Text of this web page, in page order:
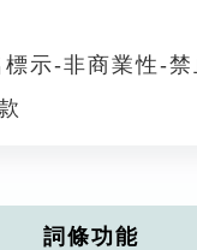
示-非商業性-禁
詞條功能